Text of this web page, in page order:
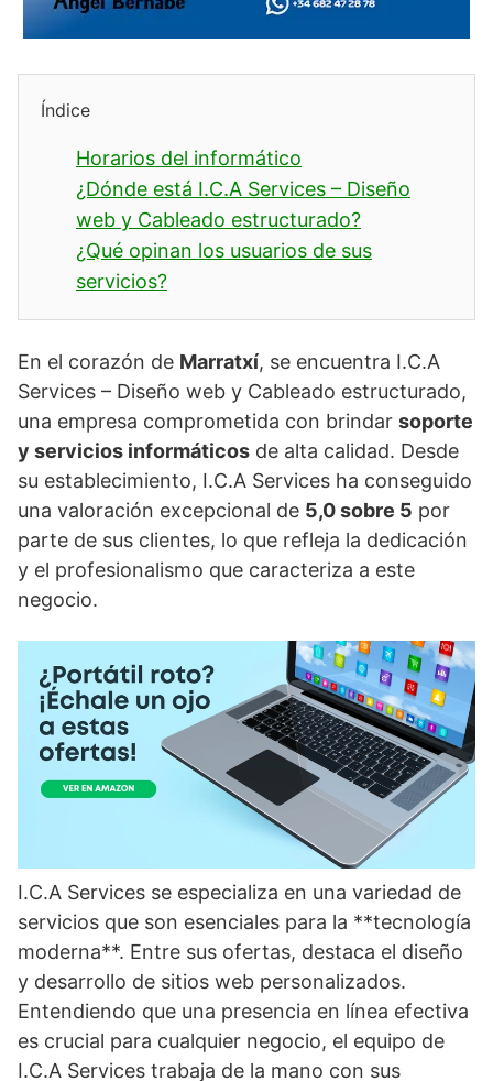
Índice
Horarios del informático
¿Dónde está I.C.A Services – Diseño
web y Cableado estructurado?
¿Qué opinan los usuarios de sus
servicios?
En el corazón de Marratxí, se encuentra I.C.A
Services – Diseño web y Cableado estructurado,
una empresa comprometida con brindar soporte
y servicios informáticos de alta calidad. Desde
su establecimiento, I.C.A Services ha conseguido
una valoración excepcional de 5,0 sobre 5 por
parte de sus clientes, lo que refleja la dedicación
y el profesionalismo que caracteriza a este
negocio.
I.C.A Services se especializa en una variedad de
servicios que son esenciales para la **tecnología
moderna**. Entre sus ofertas, destaca el diseño
y desarrollo de sitios web personalizados.
Entendiendo que una presencia en línea efectiva
es crucial para cualquier negocio, el equipo de
I.C.A Services trabaja de la mano con sus